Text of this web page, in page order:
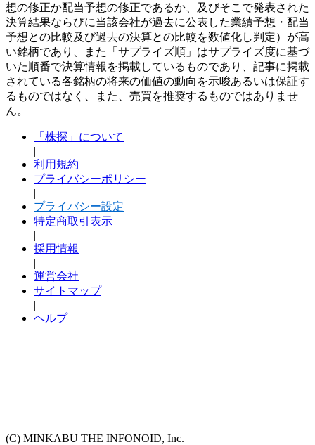
想の修正か配当予想の修正であるか、及びそこで発表された
決算結果ならびに当該会社が過去に公表した業績予想・配当
予想との比較及び過去の決算との比較を数値化し判定）が高
い銘柄であり、また「サプライズ順」はサプライズ度に基づ
いた順番で決算情報を掲載しているものであり、記事に掲載
されている各銘柄の将来の価値の動向を示唆あるいは保証す
るものではなく、また、売買を推奨するものではありませ
ん。
「株探」について
|
利用規約
プライバシーポリシー
|
プライバシー設定
特定商取引表示
|
採用情報
|
運営会社
サイトマップ
|
ヘルプ
(C) MINKABU THE INFONOID, Inc.